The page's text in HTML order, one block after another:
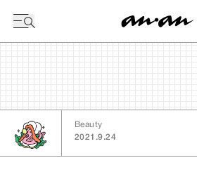
Beauty
2021.9.24